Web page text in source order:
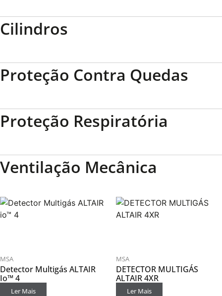
Cilindros
Proteção Contra Quedas
Proteção Respiratória
Ventilação Mecânica
MSA
Detector Multigás ALTAIR
Io™ 4
Ler Mais
MSA
DETECTOR MULTIGÁS
ALTAIR 4XR
Ler Mais